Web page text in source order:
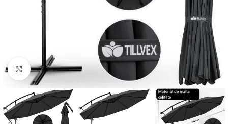
Click to enlarge